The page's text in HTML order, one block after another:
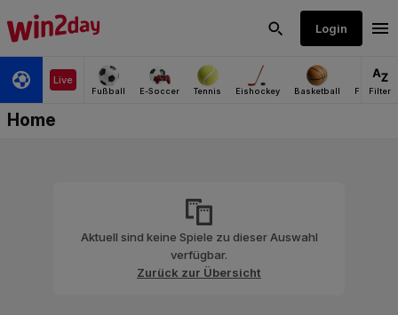
Aktuell sind keine Spiele zu dieser Auswahl
verfügbar.
Zurück zur Übersicht